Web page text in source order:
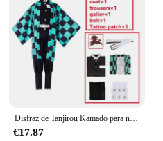
Disfraz de Tanjirou Kamado para niños y adultos, Cosplay de Anime, Demon Slayer, No Yaiba Kimetsu, dibujos animados, regalos para Halloween
€17.87